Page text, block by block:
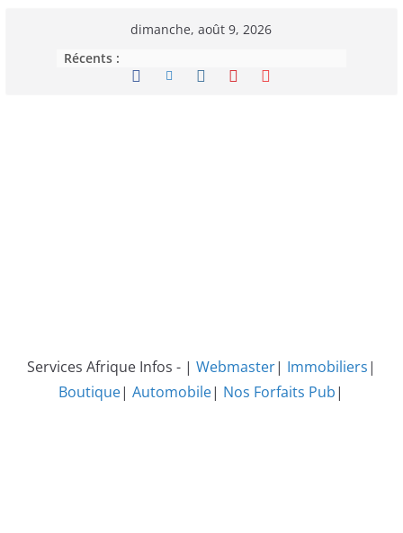
dimanche, août 9, 2026
Récents :
Services Afrique Infos - | Webmaster| Immobiliers|
Boutique|Automobile| Nos Forfaits Pub|